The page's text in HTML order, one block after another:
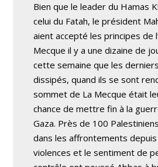
Bien que le leader du Hamas
celui du Fatah, le président
aient accepté les principes de
Mecque il y a une dizaine de
cette semaine que les
dissipés, quand ils se sont
sommet de La Mecque était
chance de mettre fin à la
Gaza. Près de 100
dans les affrontements
violences et le sentiment de